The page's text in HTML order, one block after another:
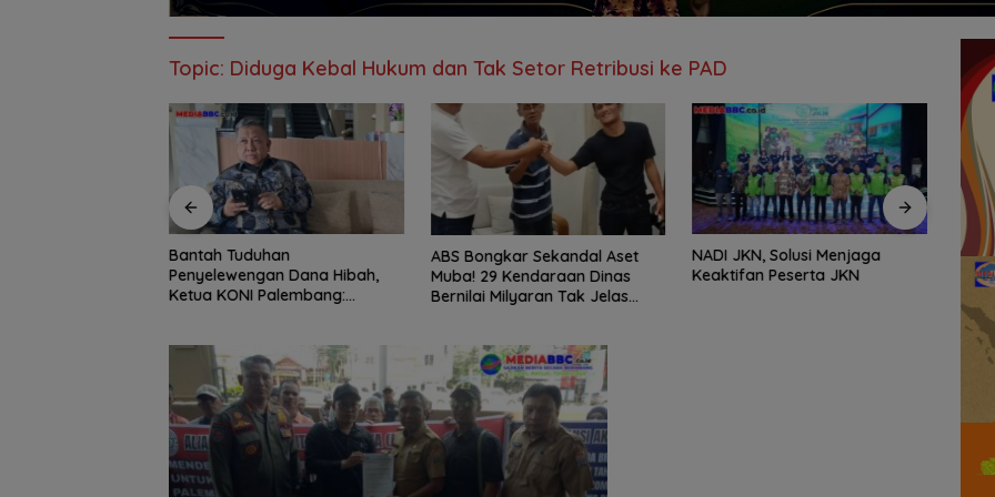
Topic: Diduga Kebal Hukum dan Tak Setor Retribusi ke PAD
Bantah Tuduhan
Penyelewengan Dana Hibah,
Ketua KONI Palembang:
ABS Bongkar Sekandal Aset
Muba! 29 Kendaraan Dinas
Bernilai Milyaran Tak Jelas
NADI JKN, Solusi Menjaga
Keaktifan Peserta JKN